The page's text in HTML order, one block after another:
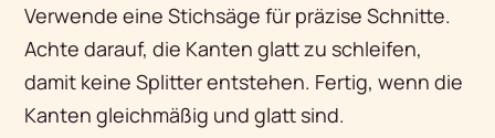
Verwende eine Stichsäge für präzise Schnitte.
Achte darauf, die Kanten glatt zu schleifen,
damit keine Splitter entstehen. Fertig, wenn die
Kanten gleichmäßig und glatt sind.